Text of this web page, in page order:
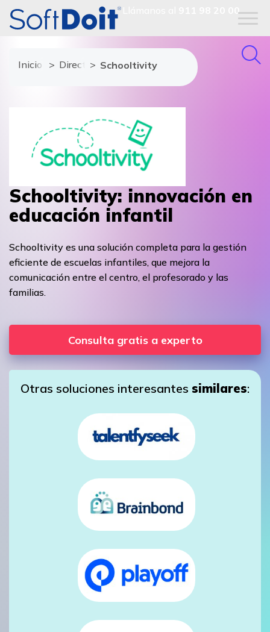
911 98 20 00
Inicio Directorio de proveedores
Schooltivity
Schooltivity: innovación en
educación infantil
Schooltivity es una solución completa para la gestión
eficiente de escuelas infantiles, que mejora la
comunicación entre el centro, el profesorado y las
familias.
Consulta gratis a experto
Otras soluciones interesantes similares: